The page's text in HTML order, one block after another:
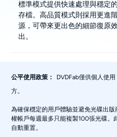
標準模式提供快速處理與穩定
存檔。高品質模式則採用更進
源，可帶來更出色的細節復原
出。
公平使用政策：
DVDFab僅供個人使
方。
為確保穩定的用戶體驗並避免光碟出
權帳戶每週最多只能複製100張光碟。
自動重置。